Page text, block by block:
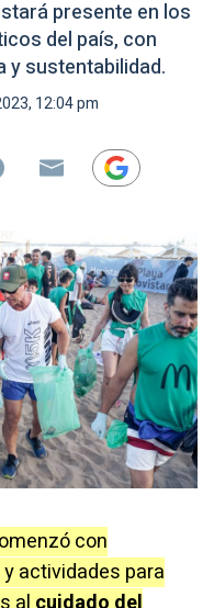
presente en los
del país, con
y sustentabilidad.
12:04 pm
con
actividades para